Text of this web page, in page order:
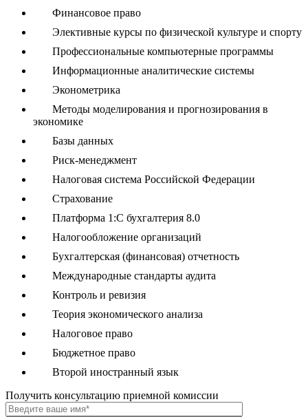
Финансовое право
Элективные курсы по физической культуре и спорту
Профессиональные компьютерные программы
Информационные аналитические системы
Эконометрика
Методы моделирования и прогнозирования в
экономике
Базы данных
Риск-менеджмент
Налоговая система Российской Федерации
Страхование
Платформа 1:С бухгалтерия 8.0
Налогообложение организаций
Бухгалтерская (финансовая) отчетность
Международные стандарты аудита
Контроль и ревизия
Теория экономического анализа
Налоговое право
Бюджетное право
Второй иностранный язык
Получить консультацию приемной комиссии